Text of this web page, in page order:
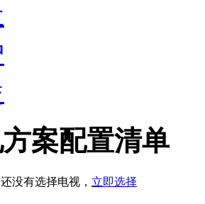
案配置清单
没有选择电视， 立即选择